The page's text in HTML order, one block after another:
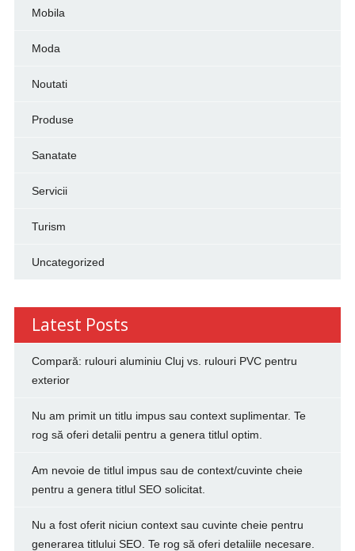
Mobila
Moda
Noutati
Produse
Sanatate
Servicii
Turism
Uncategorized
Latest Posts
Compară: rulouri aluminiu Cluj vs. rulouri PVC pentru
exterior
Nu am primit un titlu impus sau context suplimentar. Te
rog să oferi detalii pentru a genera titlul optim.
Am nevoie de titlul impus sau de context/cuvinte cheie
pentru a genera titlul SEO solicitat.
Nu a fost oferit niciun context sau cuvinte cheie pentru
generarea titlului SEO. Te rog să oferi detaliile necesare.